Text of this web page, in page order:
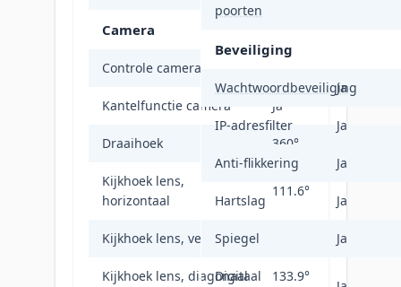
Camera
Controle camerapanning
Kantelfunctie camera Ja
Draaihoek 360°
Kijkhoek lens,
horizontaal
111.6°
Kijkhoek lens, verticaal
Kijkhoek lens, diagonaal 133.9°
poorten
Beveiliging
Wachtwoordbeveiliging
Ja
IP-adresfilter Ja
Anti-flikkering Ja
Hartslag Ja
Spiegel Ja
Digitaal